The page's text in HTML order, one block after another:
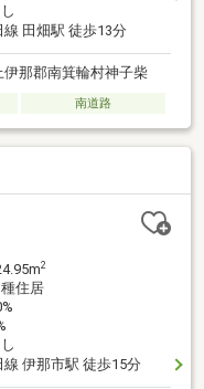
線 田畑駅 徒歩13分
伊那郡南箕輪村神子柴
南道路
2
住居
線 伊那市駅 徒歩15分